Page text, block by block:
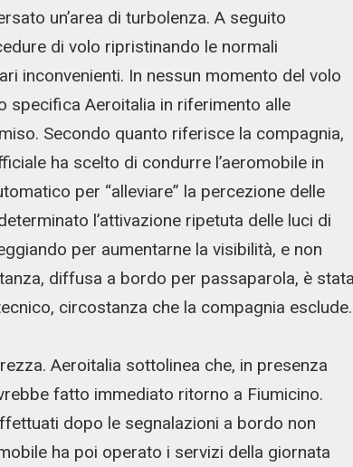
un’area di turbolenza. A seguito
di volo ripristinando le normali
inconvenienti. In nessun momento del volo
specifica Aeroitalia in riferimento alle
Secondo quanto riferisce la compagnia,
ha scelto di condurre l’aeromobile in
per “alleviare” la percezione delle
l’attivazione ripetuta delle luci di
per aumentarne la visibilità, e non
diffusa a bordo per passaparola, è
circostanza che la compagnia esclude.
Aeroitalia sottolinea che, in presenza
fatto immediato ritorno a Fiumicino.
dopo le segnalazioni a bordo non
ha poi operato i servizi della giornata